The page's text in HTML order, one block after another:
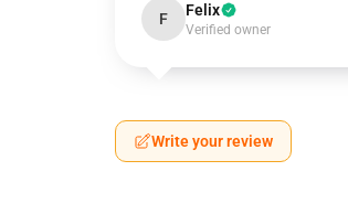
F Felix
Verified owner
Write your review